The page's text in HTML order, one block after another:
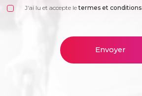
J'ai lu et accepte letermes et conditions
Envoyer